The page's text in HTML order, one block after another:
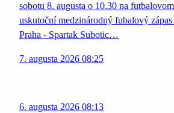
sobotu 8. augusta o 10.30 na
uskutoční medzinárodný fubalový
Praha - Spartak Subotic…
7. augusta 2026 08:25
6. augusta 2026 08:13